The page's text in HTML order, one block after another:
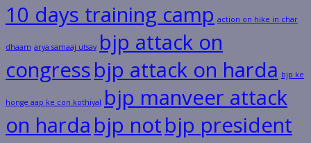
10 days training camp action on hike in char
dhaam arya samaaj utsav bjp attack on
congressbjp attack on harda bjp ke
honge aap ke con kothiyal bjp manveer attack
on harda bjp notbjp president